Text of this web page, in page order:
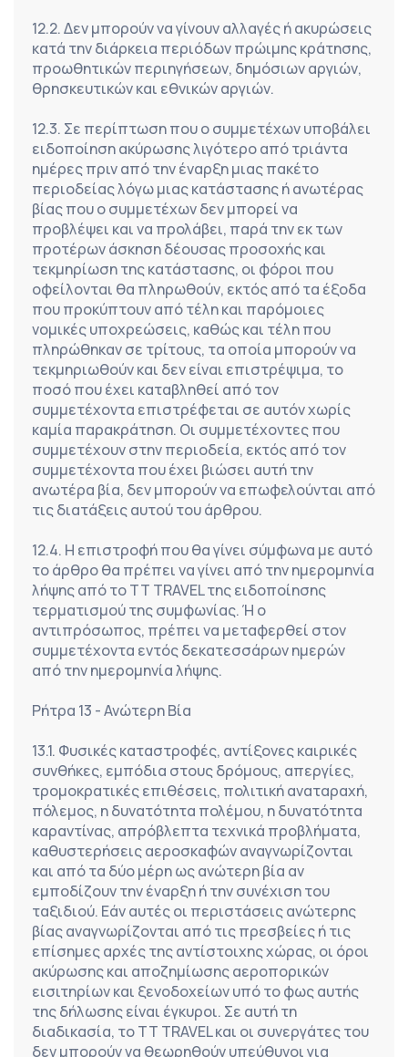
12.2. Δεν μπορούν να γίνουν αλλαγές ή ακυρώσεις
κατά την διάρκεια περιόδων πρώιμης κράτησης,
προωθητικών περιηγήσεων, δημόσιων αργιών,
θρησκευτικών και εθνικών αργιών.
12.3. Σε περίπτωση που ο συμμετέχων υποβάλει
ειδοποίηση ακύρωσης λιγότερο από τριάντα
ημέρες πριν από την έναρξη μιας πακέτο
περιοδείας λόγω μιας κατάστασης ή ανωτέρας
βίας που ο συμμετέχων δεν μπορεί να
προβλέψει και να προλάβει, παρά την εκ των
προτέρων άσκηση δέουσας προσοχής και
τεκμηρίωση της κατάστασης, οι φόροι που
οφείλονται θα πληρωθούν, εκτός από τα έξοδα
που προκύπτουν από τέλη και παρόμοιες
νομικές υποχρεώσεις, καθώς και τέλη που
πληρώθηκαν σε τρίτους, τα οποία μπορούν να
τεκμηριωθούν και δεν είναι επιστρέψιμα, το
ποσό που έχει καταβληθεί από τον
συμμετέχοντα επιστρέφεται σε αυτόν χωρίς
καμία παρακράτηση. Οι συμμετέχοντες που
συμμετέχουν στην περιοδεία, εκτός από τον
συμμετέχοντα που έχει βιώσει αυτή την
ανωτέρα βία, δεν μπορούν να επωφελούνται από
τις διατάξεις αυτού του άρθρου.
12.4. Η επιστροφή που θα γίνει σύμφωνα με αυτό
το άρθρο θα πρέπει να γίνει από την ημερομηνία
λήψης από το TT TRAVEL της ειδοποίησης
τερματισμού της συμφωνίας. Ή ο
αντιπρόσωπος, πρέπει να μεταφερθεί στον
συμμετέχοντα εντός δεκατεσσάρων ημερών
από την ημερομηνία λήψης.
Ρήτρα 13 - Ανώτερη Βία
13.1. Φυσικές καταστροφές, αντίξονες καιρικές
συνθήκες, εμπόδια στους δρόμους, απεργίες,
τρομοκρατικές επιθέσεις, πολιτική αναταραχή,
πόλεμος, η δυνατότητα πολέμου, η δυνατότητα
καραντίνας, απρόβλεπτα τεχνικά προβλήματα,
καθυστερήσεις αεροσκαφών αναγνωρίζονται
και από τα δύο μέρη ως ανώτερη βία αν
εμποδίζουν την έναρξη ή την συνέχιση του
ταξιδιού. Εάν αυτές οι περιστάσεις ανώτερης
βίας αναγνωρίζονται από τις πρεσβείες ή τις
επίσημες αρχές της αντίστοιχης χώρας, οι όροι
ακύρωσης και αποζημίωσης αεροπορικών
εισιτηρίων και ξενοδοχείων υπό το φως αυτής
της δήλωσης είναι έγκυροι. Σε αυτή τη
διαδικασία, το TT TRAVEL και οι συνεργάτες του
δεν μπορούν να θεωρηθούν υπεύθυνοι για